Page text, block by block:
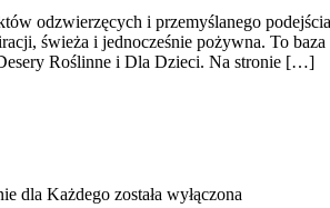
odzwierzęcych i przemyślanego
świeża i jednocześnie pożywna. To
Roślinne i Dla Dzieci. Na stronie […]
dla Każdego została wyłączona